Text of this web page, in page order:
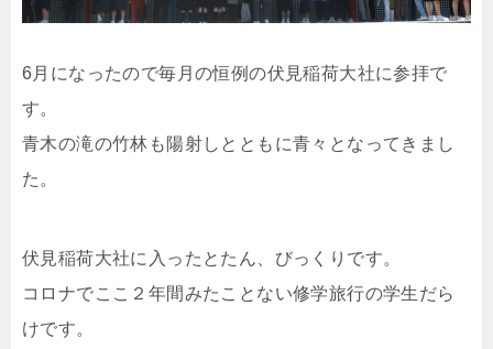
6月になったので毎月の恒例の伏見稲荷大社に参拝で
す。
青木の滝の竹林も陽射しとともに青々となってきまし
た。
伏見稲荷大社に入ったとたん、びっくりです。
コロナでここ２年間みたことない修学旅行の学生だら
けです。